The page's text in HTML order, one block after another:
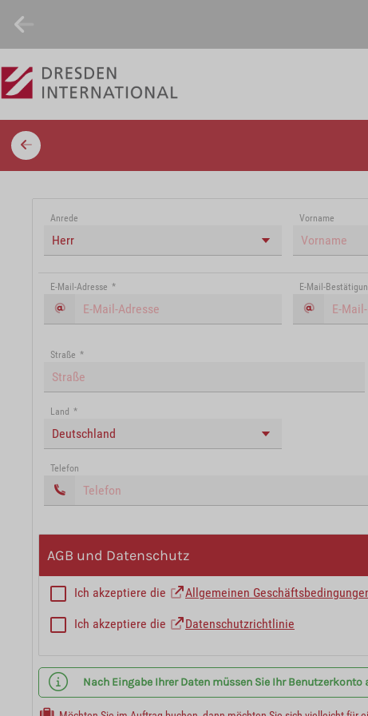
Anrede
Herr
Vorname
E-Mail-Adresse * E-Mail-
Straße *
Land *
Deutschland
Telefon
AGB und Datenschutz
Ich akzeptiere die Allgemeinen
Ich akzeptiere die Datenschutzrichtlinie
Nach Eingabe Ihrer Daten müssen Sie Ihr